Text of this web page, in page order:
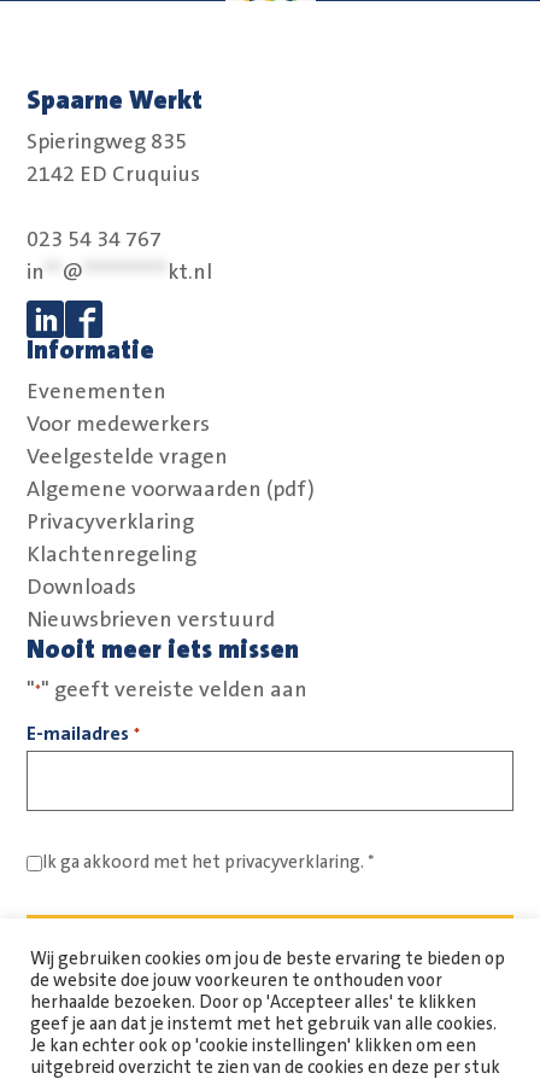
Spaarne Werkt
Spieringweg 835
2142 ED Cruquius
023 54 34 767
in
@ kt.nl
Volg ons op Linkedin
Volg ons op Facebook
Informatie
Evenementen
Voor medewerkers
Veelgestelde vragen
Algemene voorwaarden (pdf)
Privacyverklaring
Klachtenregeling
Downloads
Nieuwsbrieven verstuurd
Nooit meer iets missen
"*" geeft vereiste velden aan
E-mailadres *
Ik ga akkoord met het privacyverklaring. *
Wij gebruiken cookies om jou de beste ervaring te bieden op
de website doe jouw voorkeuren te onthouden voor
herhaalde bezoeken. Door op 'Accepteer alles' te klikken
geef je aan dat je instemt met het gebruik van alle cookies.
Je kan echter ook op 'cookie instellingen' klikken om een
uitgebreid overzicht te zien van de cookies en deze per stuk